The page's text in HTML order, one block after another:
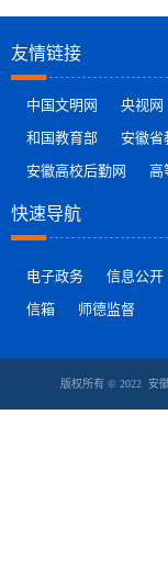
友情链接
中国文明网 央视网
和国教育部
安徽省
安徽高校后勤网
高
快速导航
电子政务 信息公开
信箱
师德监督
版权所有 © 2022 安